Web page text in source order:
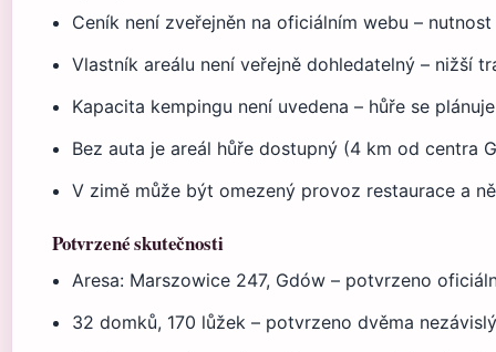
Ceník není zveřejněn na oficiálním webu –
Vlastník areálu není veřejně dohledatelný – nižší
Kapacita kempingu není uvedena – hůře se
Bez auta je areál hůře dostupný (4 km od centra
V zimě může být omezený provoz restaurace a
Potvrzené skutečnosti
Aresa: Marszowice 247, Gdów – potvrzeno
32 domků, 170 lůžek – potvrzeno dvěma